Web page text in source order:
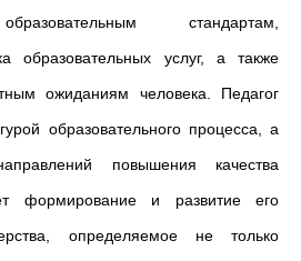
стандартам,
образовательных услуг, а также
ожиданиям человека. Педагог
образовательного процесса, а
повышения качества
формирование и развитие его
определяемое не только